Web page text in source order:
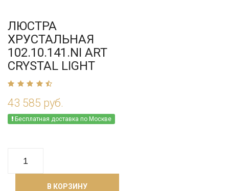
ЛЮСТРА
ХРУСТАЛЬНАЯ
102.10.141.NI ART
CRYSTAL LIGHT
43 585 руб.
Бесплатная доставка по Москве
В КОРЗИНУ